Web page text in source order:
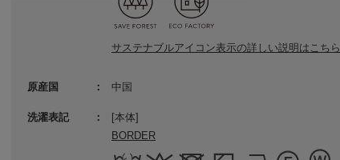
サステナブルアイコン表示の詳しい説明はこちら
原産国 中国
洗濯表記
[本体]
BORDER